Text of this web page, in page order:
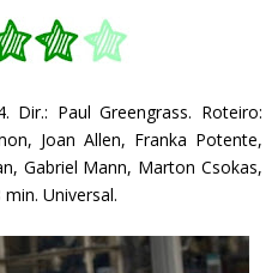
Dir.: Paul Greengrass. Roteiro:
Joan Allen, Franka Potente,
Gabriel Mann, Marton Csokas,
Universal.